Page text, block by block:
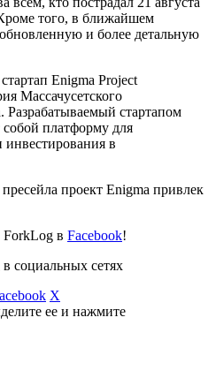
того, в ближайшем
и более детальную
Enigma Project
Массачусетского
Разрабатываемый стартапом
собой платформу для
инвестирования в
проект Enigma привлек
ForkLog в Facebook!
социальных сетях
X
ее и нажмите